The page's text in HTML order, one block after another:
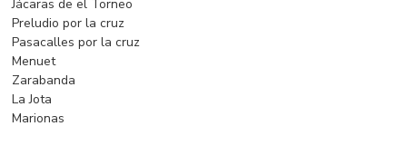
Jácaras de el Torneo
Preludio por la cruz
Pasacalles por la cruz
Menuet
Zarabanda
La Jota
Marionas